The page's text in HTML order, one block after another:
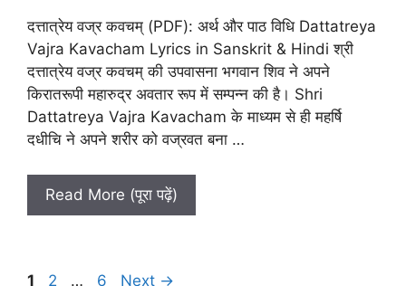
दत्तात्रेय वज्र कवचम् (PDF): अर्थ और पाठ विधि Dattatreya
Vajra Kavacham Lyrics in Sanskrit & Hindi श्री
दत्तात्रेय वज्र कवचम् की उपवासना भगवान शिव ने अपने
किरातरूपी महारुद्र अवतार रूप में सम्पन्न की है। Shri
Dattatreya Vajra Kavacham के माध्यम से ही महर्षि
दधीचि ने अपने शरीर को वज्रवत बना …
Read More (पूरा पढ़ें)
Page
1 Page
2 … Page
6 Next →